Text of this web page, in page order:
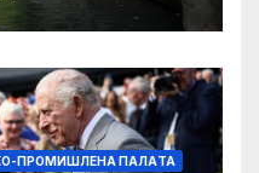
ПРОМИШЛЕНА ПАЛAТА